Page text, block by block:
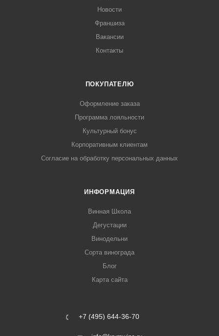
Новости
Франшиза
Вакансии
Контакты
ПОКУПАТЕЛЮ
Оформление заказа
Программа лояльности
Культурный бонус
Корпоративным клиентам
Согласие на обработку персональных данных
ИНФОРМАЦИЯ
Винная Школа
Дегустации
Винодельни
Сорта винограда
Блог
Карта сайта
+7 (495) 644-36-70